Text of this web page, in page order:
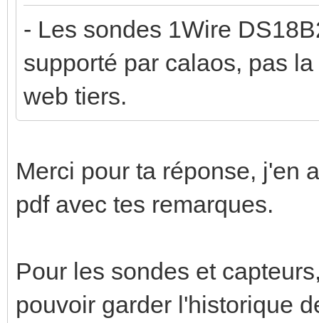
- Les sondes 1Wire
supporté par calaos, pas
web tiers.
Merci pour ta réponse, j'en
pdf avec tes remarques.
Pour les sondes et
pouvoir garder l'historique